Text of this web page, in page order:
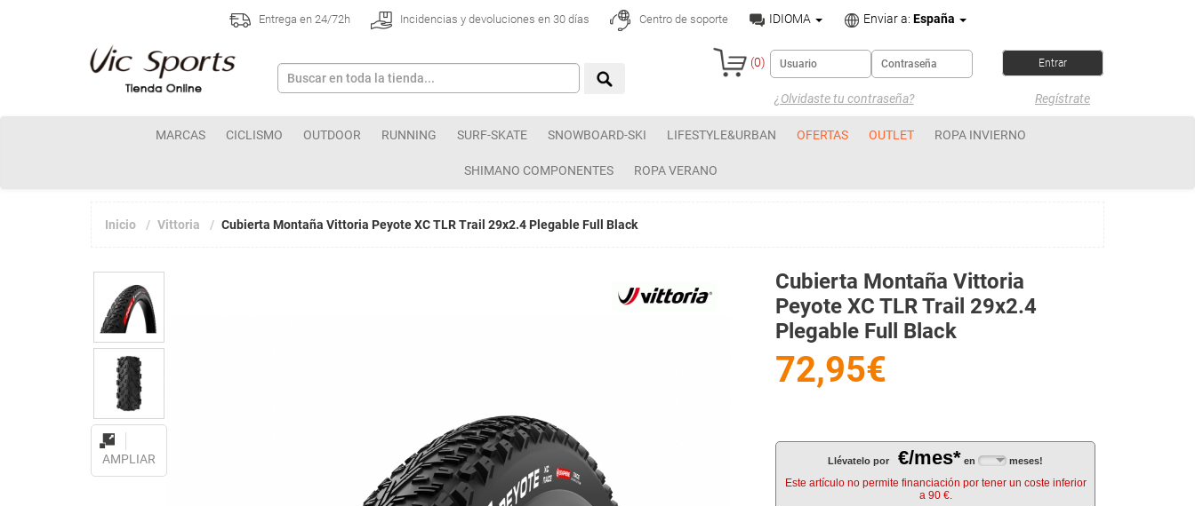
Entrega en 24/72h Incidencias y devoluciones en 30 días Centro de soporte IDIOMA Enviar a: España
(0)
¿Olvidaste tu contraseña? Regístrate
MARCAS CICLISMO OUTDOOR RUNNING SURF-SKATE SNOWBOARD-SKI LIFESTYLE&URBAN OFERTAS OUTLET ROPA INVIERNO
SHIMANO COMPONENTES ROPA VERANO
Inicio Vittoria Cubierta Montaña Vittoria Peyote XC TLR Trail 29x2.4 Plegable Full Black
AMPLIAR
Cubierta Montaña Vittoria
Peyote XC TLR Trail 29x2.4
Plegable Full Black
72,95€
Llévatelo por €/mes* en meses!
Este artículo no permite financiación por tener un coste inferior
a 90 €.